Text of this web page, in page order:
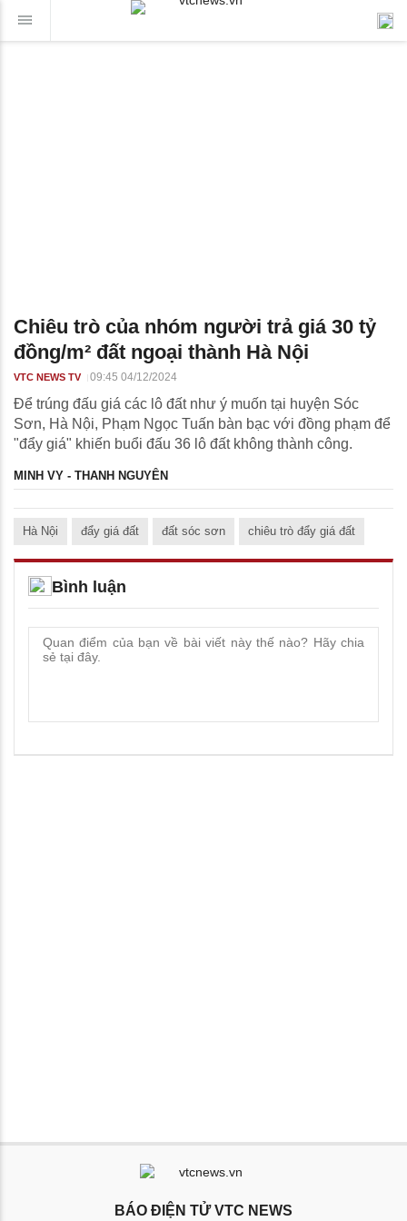
Chiêu trò của nhóm người trả giá 30 tỷ
đồng/m² đất ngoại thành Hà Nội
VTC NEWS TV 09:45 04/12/2024
Để trúng đấu giá các lô đất như ý muốn tại huyện Sóc
Sơn, Hà Nội, Phạm Ngọc Tuấn bàn bạc với đồng phạm để
"đẩy giá" khiến buổi đấu 36 lô đất không thành công.
MINH VY - THANH NGUYÊN
Hà Nội đẩy giá đất đất sóc sơn chiêu trò đẩy giá đất
Bình luận
BÁO ĐIỆN TỬ VTC NEWS